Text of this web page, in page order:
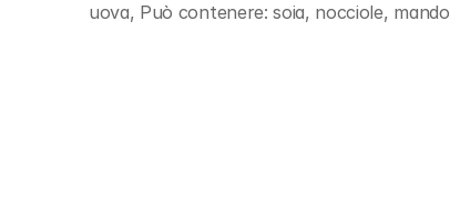
uova, Può contenere: soia, nocciole,